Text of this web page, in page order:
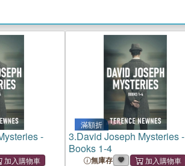
-
滿額折
3.David Joseph Mysteries -
Books 1-4
無庫存